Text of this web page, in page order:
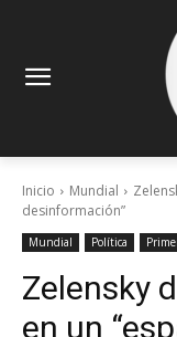
Inicio Mundial
desinformación”
Mundial Política
Zelensky
en un